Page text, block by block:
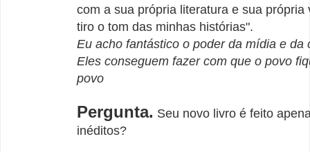
com a sua própria literatura e sua própria
tiro o tom das minhas histórias".
Eu acho fantástico o poder da mídia e da
Eles conseguem fazer com que o povo
povo
Pergunta. Seu novo livro é feito
inéditos?